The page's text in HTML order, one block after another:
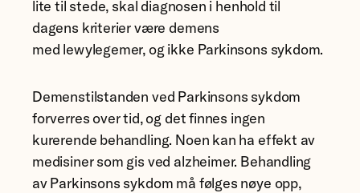
lite til stede, skal diagnosen i henhold til
dagens kriterier være demens
med lewylegemer, og ikke Parkinsons sykdom.
Demenstilstanden ved Parkinsons sykdom
forverres over tid, og det finnes ingen
kurerende behandling. Noen kan ha effekt av
medisiner som gis ved alzheimer. Behandling
av Parkinsons sykdom må følges nøye opp,